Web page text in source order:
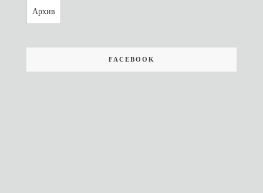
Архив
FACEBOOK